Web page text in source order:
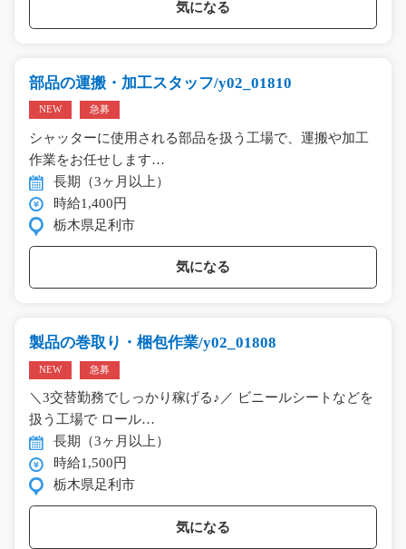
気になる
部品の運搬・加工スタッフ/y02_01810
NEW 急募
シャッターに使用される部品を扱う工場で、運搬や加工
作業をお任せします…
長期（3ヶ月以上）
時給1,400円
栃木県足利市
気になる
製品の巻取り・梱包作業/y02_01808
NEW 急募
＼3交替勤務でしっかり稼げる♪／ ビニールシートなどを
扱う工場で ロール…
長期（3ヶ月以上）
時給1,500円
栃木県足利市
気になる